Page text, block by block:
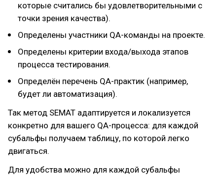
которые считались бы удовлетворительными с
точки зрения качества).
Определены участники QA-команды на проекте.
Определены критерии входа/выхода этапов
процесса тестирования.
Определён перечень QA-практик (например,
будет ли автоматизация).
Так метод SEMAT адаптируется и локализуется
конкретно для вашего QA-процесса: для каждой
субальфы получаем таблицу, по которой легко
двигаться.
Для удобства можно для каждой субальфы